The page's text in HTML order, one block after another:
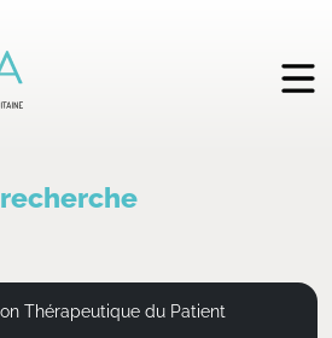
Thérapeutique du Patient